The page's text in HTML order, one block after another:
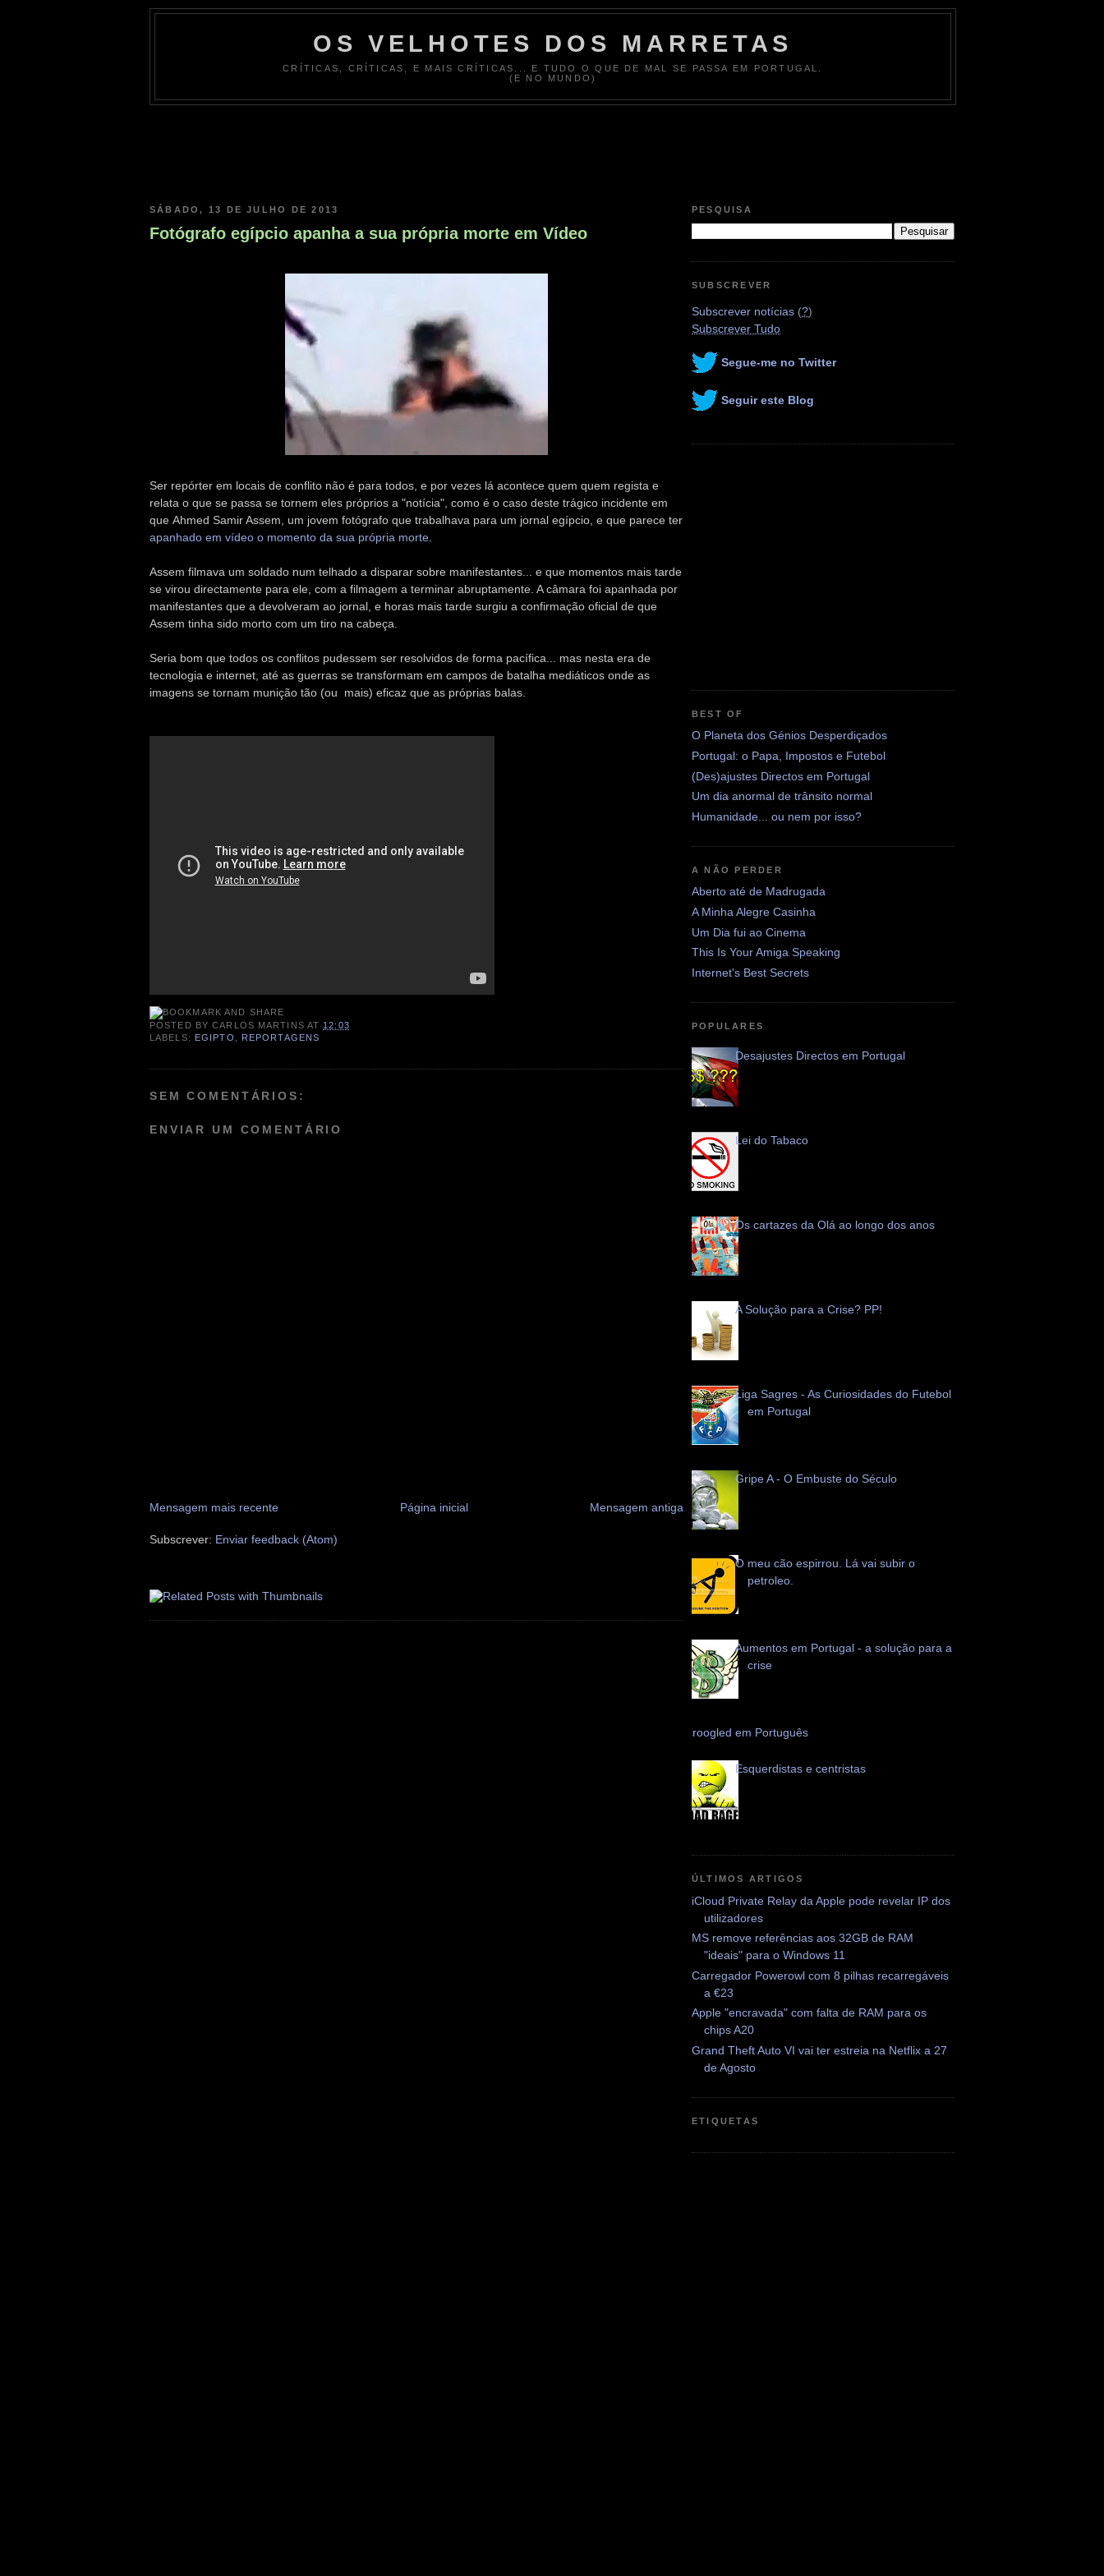
OS VELHOTES DOS MARRETAS
CRÍTICAS, CRÍTICAS, E MAIS CRÍTICAS... E TUDO O QUE DE MAL SE PASSA EM PORTUGAL.
(E NO MUNDO)
SÁBADO, 13 DE JULHO DE 2013
Fotógrafo egípcio apanha a sua própria morte em Vídeo
Ser repórter em locais de conflito não é para todos, e por vezes lá acontece quem quem regista e
relata o que se passa se tornem eles próprios a "notícia", como é o caso deste trágico incidente em
que Ahmed Samir Assem, um jovem fotógrafo que trabalhava para um jornal egípcio, e que parece ter
apanhado em vídeo o momento da sua própria morte
Assem filmava um soldado num telhado a disparar sobre manifestantes... e que momentos mais tarde
se virou directamente para ele, com a filmagem a terminar abruptamente. A câmara foi apanhada por
manifestantes que a devolveram ao jornal, e horas mais tarde surgiu a confirmação oficial de que
Assem tinha sido morto com um tiro na cabeça.
Seria bom que todos os conflitos pudessem ser resolvidos de forma pacífica... mas nesta era de
tecnologia e internet, até as guerras se transformam em campos de batalha mediáticos onde as
imagens se tornam munição tão (ou mais) eficaz que as próprias balas.
POSTED BYCARLOS MARTINS AT 12:03
LABELS:
EGIPTO REPORTAGENS
SEM COMENTÁRIOS:
ENVIAR UM COMENTÁRIO
Mensagem mais recente Mensagem antiga
Página inicial
Subscrever: Enviar feedback (Atom)
PESQUISA
SUBSCREVER
Subscrever notícias (?)
Subscrever Tudo
Segue-me no Twitter
Seguir este Blog
BEST OF
O Planeta dos Génios Desperdiçados
Portugal: o Papa, Impostos e Futebol
(Des)ajustes Directos em Portugal
Um dia anormal de trânsito normal
Humanidade... ou nem por isso?
A NÃO PERDER
Aberto até de Madrugada
A Minha Alegre Casinha
Um Dia fui ao Cinema
This Is Your Amiga Speaking
Internet's Best Secrets
POPULARES
Desajustes Directos em Portugal
Lei do Tabaco
Os cartazes da Olá ao longo dos anos
A Solução para a Crise? PP!
Liga Sagres - As Curiosidades do Futebol
em Portugal
Gripe A - O Embuste do Século
O meu cão espirrou. Lá vai subir o
petroleo.
Aumentos em Portugal - a solução para a
crise
Scroogled em Português
Esquerdistas e centristas
ÚLTIMOS ARTIGOS
iCloud Private Relay da Apple pode revelar IP dos
utilizadores
MS remove referências aos 32GB de RAM
"ideais" para o Windows 11
Carregador Powerowl com 8 pilhas recarregáveis
a €23
Apple "encravada" com falta de RAM para os
chips A20
Grand Theft Auto VI vai ter estreia na Netflix a 27
de Agosto
ETIQUETAS